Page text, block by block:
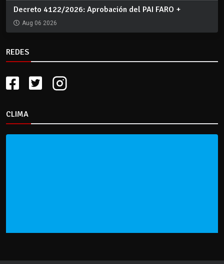
Decreto 4122/2026: Aprobación del PAI FARO +
Aug 06 2026
REDES
CLIMA